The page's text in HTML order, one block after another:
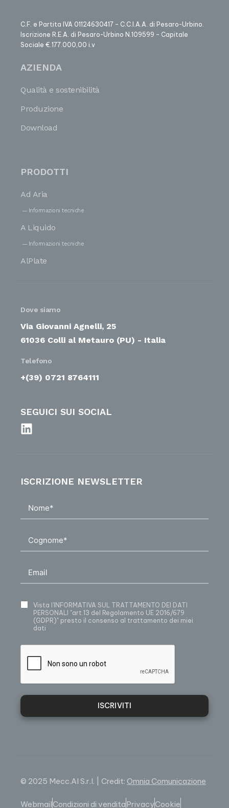
C.F. e Partita IVA 01124630417 – C.C.I.A.A. di Pesaro-Urbino.
Iscrizione R.E.A. di Pesaro-Urbino N.109599 – Capitale
Sociale €.177.000,00 i.v
AZIENDA
Qualità e sostenibilità
Produzione
Download
PRODOTTI
Ad Aria
Informazioni tecniche
A Liquido
Informazioni tecniche
AlPlate
Dove siamo
Via Giovanni Agnelli, 25
61036 Colli al Metauro (PU) - Italia
Telefono
+(39) 0721 8764111
SEGUICI SUI SOCIAL
ISCRIZIONE NEWSLETTER
Vista l’INFORMATIVA SUL TRATTAMENTO DEI DATI
PERSONALI "art.13 del Regolamento UE 2016/679
(GDPR)" presto il consenso al trattamento dei miei
dati
ISCRIVITI
© 2025 Mecc.Al S.r.l. | Credit: Omnia Comunicazione
WebmailCondizioni di venditaPrivacyCookie